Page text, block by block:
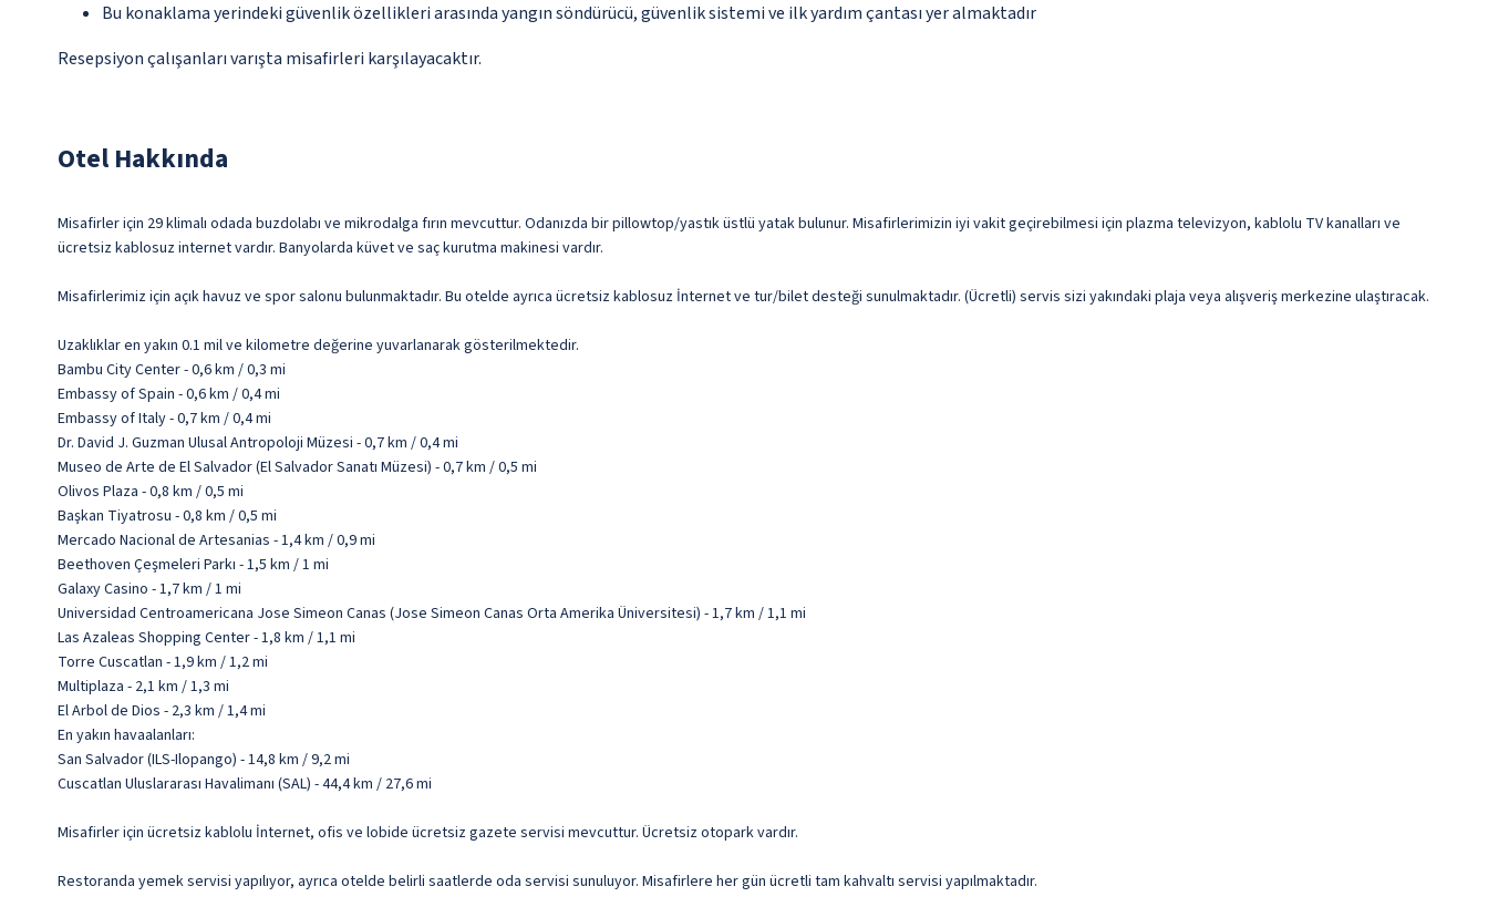
Bu konaklama yerindeki güvenlik özellikleri arasında yangın söndürücü, güvenlik sistemi ve ilk yardım çantası yer almaktadır
Resepsiyon çalışanları varışta misafirleri karşılayacaktır.
Otel Hakkında
Misafirler için 29 klimalı odada buzdolabı ve mikrodalga fırın mevcuttur. Odanızda bir pillowtop/yastık üstlü yatak bulunur. Misafirlerimizin iyi vakit geçirebilmesi için plazma televizyon, kablolu TV kanalları ve
ücretsiz kablosuz internet vardır. Banyolarda küvet ve saç kurutma makinesi vardır.
Misafirlerimiz için açık havuz ve spor salonu bulunmaktadır. Bu otelde ayrıca ücretsiz kablosuz İnternet ve tur/bilet desteği sunulmaktadır. (Ücretli) servis sizi yakındaki plaja veya alışveriş merkezine ulaştıracak.
Uzaklıklar en yakın 0.1 mil ve kilometre değerine yuvarlanarak gösterilmektedir.
Bambu City Center - 0,6 km / 0,3 mi
Embassy of Spain - 0,6 km / 0,4 mi
Embassy of Italy - 0,7 km / 0,4 mi
Dr. David J. Guzman Ulusal Antropoloji Müzesi - 0,7 km / 0,4 mi
Museo de Arte de El Salvador (El Salvador Sanatı Müzesi) - 0,7 km / 0,5 mi
Olivos Plaza - 0,8 km / 0,5 mi
Başkan Tiyatrosu - 0,8 km / 0,5 mi
Mercado Nacional de Artesanias - 1,4 km / 0,9 mi
Beethoven Çeşmeleri Parkı - 1,5 km / 1 mi
Galaxy Casino - 1,7 km / 1 mi
Universidad Centroamericana Jose Simeon Canas (Jose Simeon Canas Orta Amerika Üniversitesi) - 1,7 km / 1,1 mi
Las Azaleas Shopping Center - 1,8 km / 1,1 mi
Torre Cuscatlan - 1,9 km / 1,2 mi
Multiplaza - 2,1 km / 1,3 mi
El Arbol de Dios - 2,3 km / 1,4 mi
En yakın havaalanları:
San Salvador (ILS-Ilopango) - 14,8 km / 9,2 mi
Cuscatlan Uluslararası Havalimanı (SAL) - 44,4 km / 27,6 mi
Misafirler için ücretsiz kablolu İnternet, ofis ve lobide ücretsiz gazete servisi mevcuttur. Ücretsiz otopark vardır.
Restoranda yemek servisi yapılıyor, ayrıca otelde belirli saatlerde oda servisi sunuluyor. Misafirlere her gün ücretli tam kahvaltı servisi yapılmaktadır.